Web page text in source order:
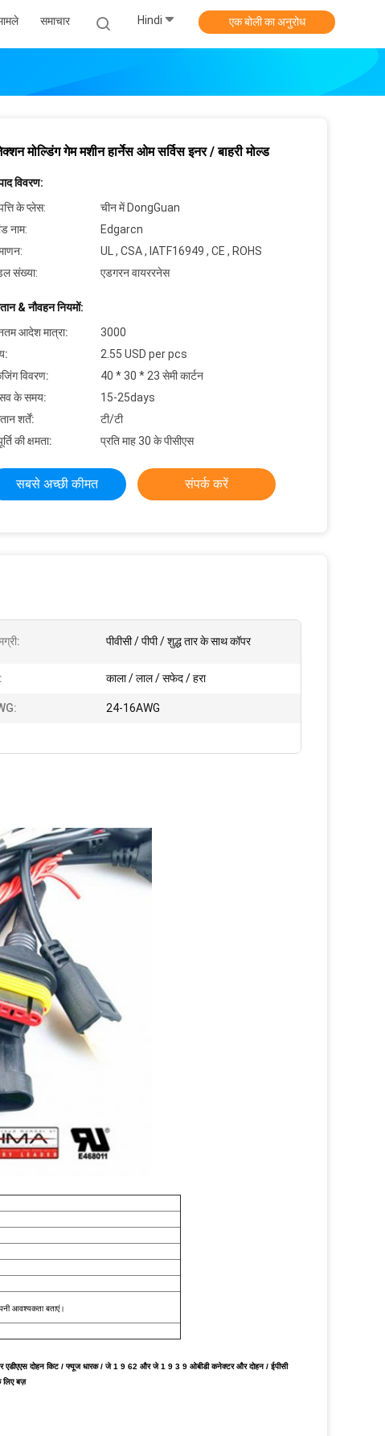
समाचार Hindi एक बोली का अनुरोध
मोल्डिंग गेम मशीन हार्नेस ओम सर्विस इनर / बाहरी मोल्ड
विवरण:
के प्लेस:
चीन में DongGuan
नाम:
Edgarcn
UL , CSA , IATF16949 , CE , ROHS
संख्या:
एडगरन वायररनेस
& नौवहन नियमों:
आदेश मात्रा:
3000
2.55 USD per pcs
विवरण:
40 * 30 * 23 सेमी कार्टन
के समय:
15-25days
शर्तें:
टी/टी
की क्षमता:
प्रति माह 30 के पीसीएस
सबसे अच्छी कीमत संपर्क करें
पीवीसी / पीपी / शुद्ध तार के साथ कॉपर
काला / लाल / सफेद / हरा
24-16AWG
आवश्यकता बताएं।
और एडीएएस दोहन किट / फ्यूज धारक / जे 1 9 62 और जे 1 9 3 9 ओबीडी कनेक्टर और दोहन / ईपीसी
लिए बज़